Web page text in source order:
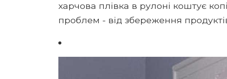
харчова плівка в рулоні коштує
проблем - від збереження